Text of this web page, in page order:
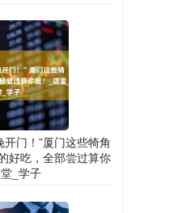
门！”厦门这些犄角
好吃，全部尝过算你
_学子